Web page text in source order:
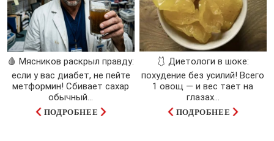
🩸 Мясников раскрыл правду:
если у вас диабет, не пейте
метформин! Сбивает сахар
обычный...
ПОДРОБНЕЕ
🩱 Диетологи в шоке:
похудение без усилий! Всего
1 овощ — и вес тает на
глазах…
ПОДРОБНЕЕ